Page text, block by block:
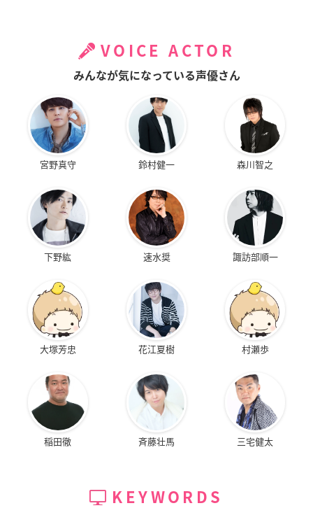
VOICE ACTOR
みんなが気になっている声優さん
宮野真守 鈴村健一 森川智之
下野紘 速水奨 諏訪部順一
大塚芳忠 花江夏樹 村瀬歩
稲田徹 斉藤壮馬 三宅健太
KEYWORDS